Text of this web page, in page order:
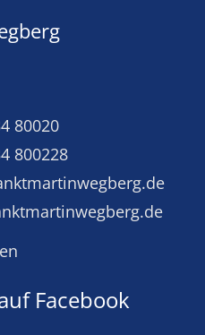
80020
800228
Facebook